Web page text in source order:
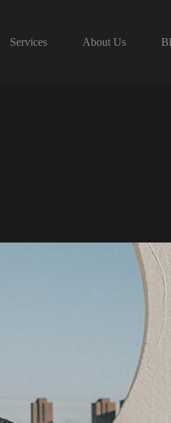
Services About Us